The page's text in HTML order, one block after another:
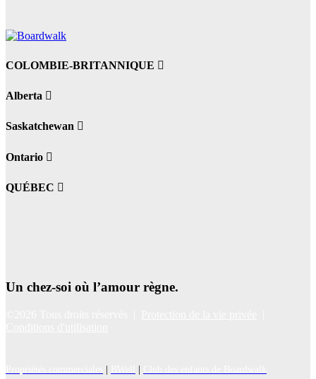
COLOMBIE-BRITANNIQUE
Alberta
Saskatchewan
Ontario
QUÉBEC
Un chez-soi où l’amour règne.